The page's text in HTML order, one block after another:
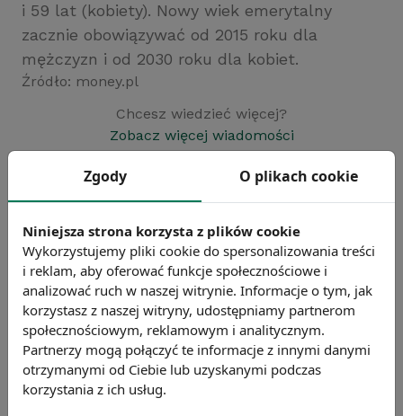
i 59 lat (kobiety). Nowy wiek emerytalny
zacznie obowiązywać od 2015 roku dla
mężczyzn i od 2030 roku dla kobiet.
Źródło: money.pl
Chcesz wiedzieć więcej?
Zobacz więcej wiadomości
Zgody O plikach cookie
Niniejsza strona korzysta z plików cookie
Wykorzystujemy pliki cookie do spersonalizowania treści
i reklam, aby oferować funkcje społecznościowe i
analizować ruch w naszej witrynie. Informacje o tym, jak
korzystasz z naszej witryny, udostępniamy partnerom
społecznościowym, reklamowym i analitycznym.
Partnerzy mogą połączyć te informacje z innymi danymi
otrzymanymi od Ciebie lub uzyskanymi podczas
korzystania z ich usług.